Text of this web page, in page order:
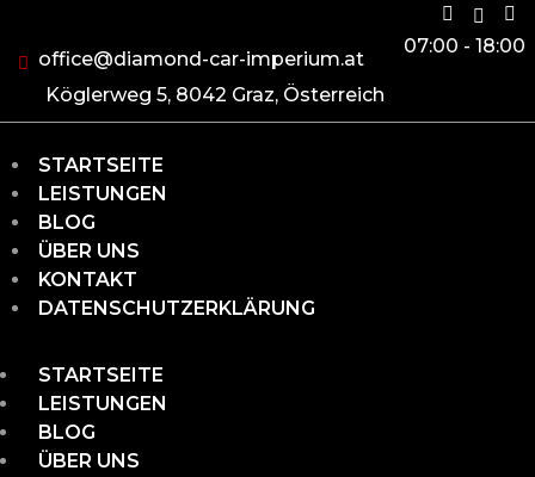
office@diamond-car-imperium.at
07:00 - 18:00
Köglerweg 5, 8042 Graz, Österreich
STARTSEITE
LEISTUNGEN
BLOG
ÜBER UNS
KONTAKT
DATENSCHUTZERKLÄRUNG
STARTSEITE
LEISTUNGEN
BLOG
ÜBER UNS